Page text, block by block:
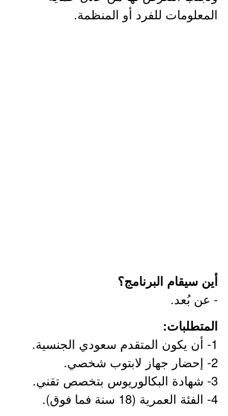
المعلومات للفرد أو المنظمة.
أين سيقام البرنامج؟
- عن بُعد.
المتطلبات:
1- أن يكون المتقدم سعودي الجنسية.
2- إحضار جهاز لابتوب شخصي.
3- شهادة البكالوريوس بتخصص تقني.
4- الفئة العمرية (18 سنة فما فوق).